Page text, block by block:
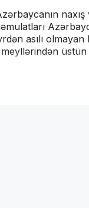
asılı